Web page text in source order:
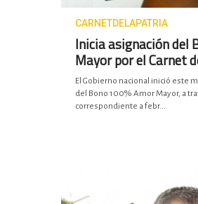
CARNETDELAPATRIA
Inicia asignación del
Mayor por el Carnet
El Gobierno nacional inició este
del Bono 100% Amor Mayor, a
correspondiente a febr...